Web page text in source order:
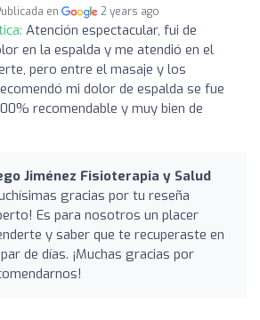
en 2 years ago
Atención espectacular, fui de
en la espalda y me atendió en el
pero entre el masaje y los
mi dolor de espalda se fue
recomendable y muy bien de
Jiménez Fisioterapia y Salud
gracias por tu reseña
Es para nosotros un placer
y saber que te recuperaste en
de días. ¡Muchas gracias por